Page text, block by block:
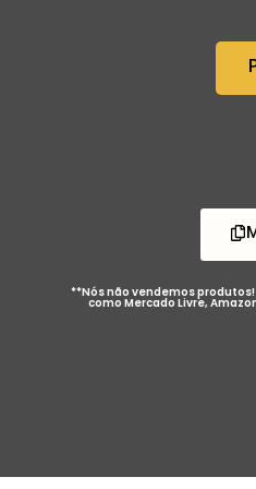
**Nós não vendemos
como Mercado Livre,